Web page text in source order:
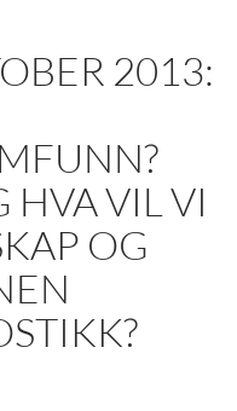
2013:
HVA VIL VI
OG